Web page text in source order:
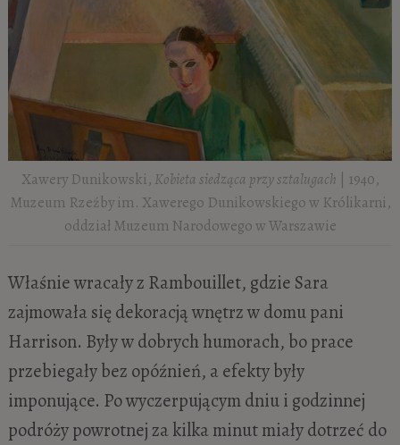
Xawery Dunikowski, Kobieta siedząca przy sztalugach | 1940,
Muzeum Rzeźby im. Xawerego Dunikowskiego w Królikarni,
oddział Muzeum Narodowego w Warszawie
Właśnie wracały z Rambouillet, gdzie Sara
zajmowała się dekoracją wnętrz w domu pani
Harrison. Były w dobrych humorach, bo prace
przebiegały bez opóźnień, a efekty były
imponujące. Po wyczerpującym dniu i godzinnej
podróży powrotnej za kilka minut miały dotrzeć do